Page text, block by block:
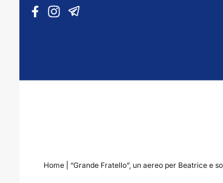
Vai al contenuto
Home “Grande Fratello”, un aereo per Beatrice e